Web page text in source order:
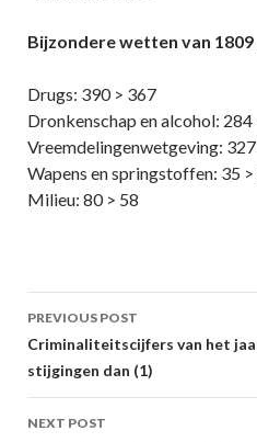
Bijzondere wetten van 1809
Drugs: 390 > 367
Dronkenschap en alcohol: 284
Vreemdelingenwetgeving: 327
Wapens en springstoffen: 35 >
Milieu: 80 > 58
Post
navigation
PREVIOUS POST
Criminaliteitscijfers van het
stijgingen dan (1)
NEXT POST